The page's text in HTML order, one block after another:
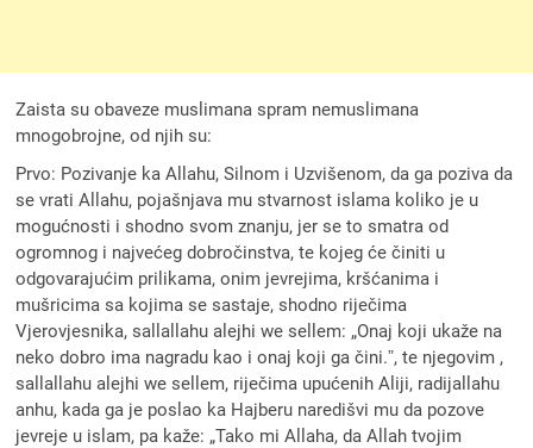
Zaista su obaveze muslimana spram nemuslimana
mnogobrojne, od njih su:
Prvo: Pozivanje ka Allahu, Silnom i Uzvišenom, da ga poziva da
se vrati Allahu, pojašnjava mu stvarnost islama koliko je u
mogućnosti i shodno svom znanju, jer se to smatra od
ogromnog i najvećeg dobročinstva, te kojeg će činiti u
odgovarajućim prilikama, onim jevrejima, kršćanima i
mušricima sa kojima se sastaje, shodno riječima
Vjerovjesnika, sallallahu alejhi we sellem: „Onaj koji ukaže na
neko dobro ima nagradu kao i onaj koji ga čini.ˮ, te njegovim ,
sallallahu alejhi we sellem, riječima upućenih Aliji, radijallahu
anhu, kada ga je poslao ka Hajberu naredišvi mu da pozove
jevreje u islam, pa kaže: „Tako mi Allaha, da Allah tvojim